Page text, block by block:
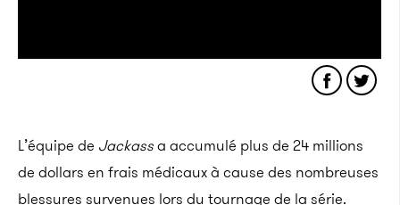
L’équipe de Jackassa accumulé plus de 24 millions
de dollars en frais médicaux à cause des nombreuses
blessures survenues lors du tournage de la série.